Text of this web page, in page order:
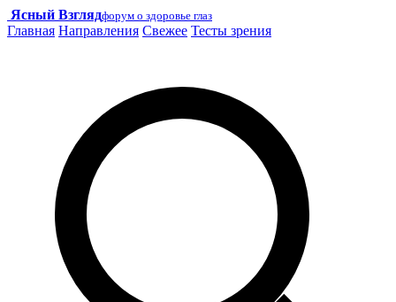
Ясный Взглядфорум о здоровье глаз
Главная Направления Свежее Тесты зрения